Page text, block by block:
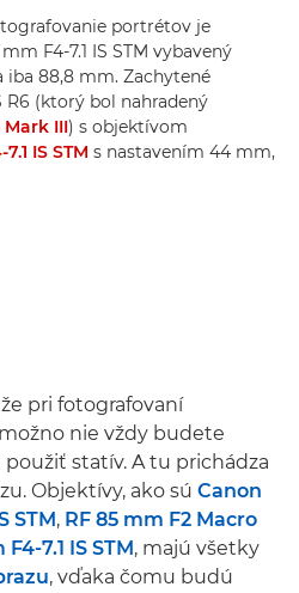
portrétov je
F4-7.1 IS STM vybavený
88,8 mm. Zachytené
(ktorý bol nahradený
Mark III) s objektívom
IS STM s nastavením 44 mm,
pri fotografovaní
nie vždy budete
statív. A tu prichádza
Objektívy, ako sú Canon
STM, RF 85 mm F2 Macro
7.1 IS STM, majú všetky
, vďaka čomu budú